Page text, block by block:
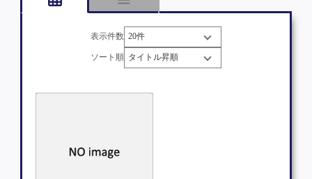
表示件数
ソート順